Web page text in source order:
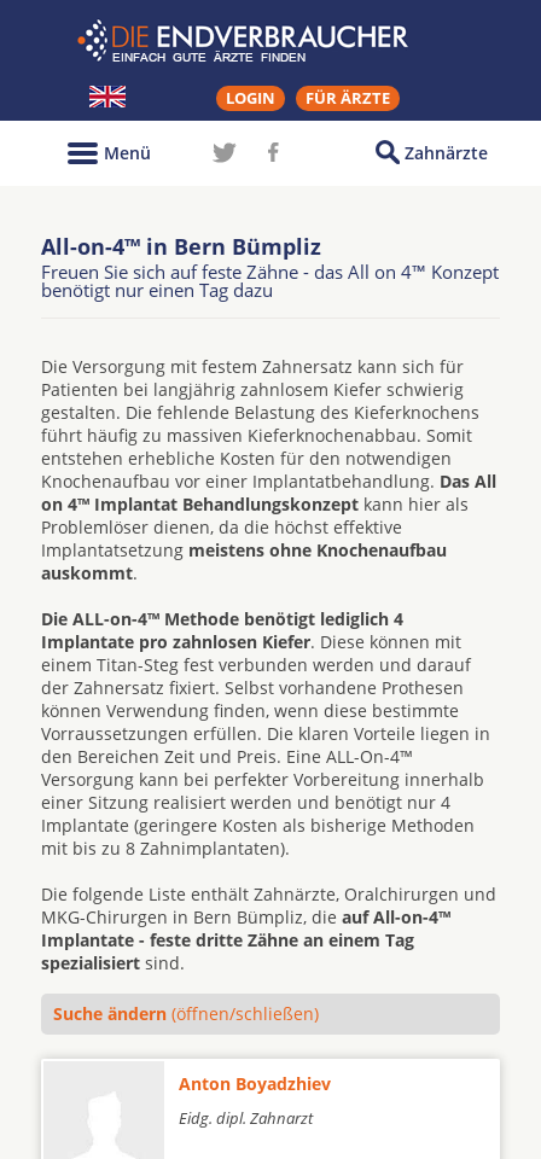
LOGIN FÜR ÄRZTE
Zahnärzte
Menü
All-on-4™ in Bern Bümpliz
Freuen Sie sich auf feste Zähne - das All on 4™ Konzept
benötigt nur einen Tag dazu
Die Versorgung mit festem Zahnersatz kann sich für
Patienten bei langjährig zahnlosem Kiefer schwierig
gestalten. Die fehlende Belastung des Kieferknochens
führt häufig zu massiven Kieferknochenabbau. Somit
entstehen erhebliche Kosten für den notwendigen
Knochenaufbau vor einer Implantatbehandlung. Das All
on 4™ Implantat Behandlungskonzept kann hier als
Problemlöser dienen, da die höchst effektive
Implantatsetzung meistens ohne Knochenaufbau
auskommt.
Die ALL-on-4™ Methode benötigt lediglich 4
Implantate pro zahnlosen Kiefer. Diese können mit
einem Titan-Steg fest verbunden werden und darauf
der Zahnersatz fixiert. Selbst vorhandene Prothesen
können Verwendung finden, wenn diese bestimmte
Vorraussetzungen erfüllen. Die klaren Vorteile liegen in
den Bereichen Zeit und Preis. Eine ALL-On-4™
Versorgung kann bei perfekter Vorbereitung innerhalb
einer Sitzung realisiert werden und benötigt nur 4
Implantate (geringere Kosten als bisherige Methoden
mit bis zu 8 Zahnimplantaten).
Die folgende Liste enthält Zahnärzte, Oralchirurgen und
MKG-Chirurgen in Bern Bümpliz, die auf All-on-4™
Implantate - feste dritte Zähne an einem Tag
spezialisiert sind.
Suche ändern (öffnen/schließen)
Anton Boyadzhiev
Eidg. dipl. Zahnarzt